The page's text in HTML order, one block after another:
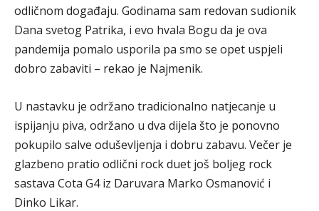
odličnom događaju. Godinama sam redovan sudionik
Dana svetog Patrika, i evo hvala Bogu da je ova
pandemija pomalo usporila pa smo se opet uspjeli
dobro zabaviti – rekao je Najmenik.
U nastavku je održano tradicionalno natjecanje u
ispijanju piva, održano u dva dijela što je ponovno
pokupilo salve oduševljenja i dobru zabavu. Večer je
glazbeno pratio odlični rock duet još boljeg rock
sastava Cota G4 iz Daruvara Marko Osmanović i
Dinko Likar.